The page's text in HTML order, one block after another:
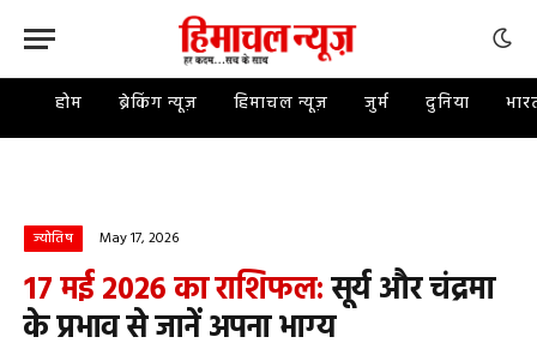
होम ब्रेकिंग न्यूज़ हिमाचल न्यूज़ जुर्म दुनिया
ज्योतिष May 17, 2026
17 मई 2026 का राशिफल:सूर्य और चंद्रमा
के प्रभाव से जानें अपना भाग्य